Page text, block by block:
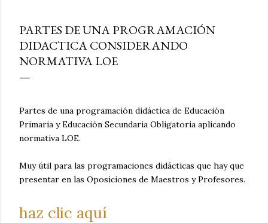
PARTES DE UNA PROGRAMACIÓN
DIDACTICA CONSIDERANDO
NORMATIVA LOE
Partes de una programación didáctica de Educación
Primaria y Educación Secundaria Obligatoria aplicando
normativa LOE.
Muy útil para las programaciones didácticas que hay que
presentar en las Oposiciones de Maestros y Profesores.
haz clic aquí